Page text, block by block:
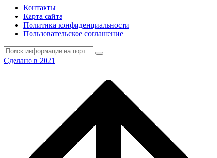
Контакты
Карта сайта
Политика конфиденциальности
Пользовательское соглашение
Сделано в 2021